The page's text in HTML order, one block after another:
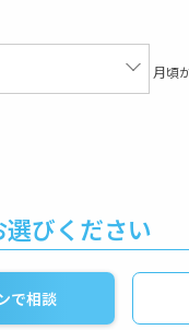
月頃
びください
で相談